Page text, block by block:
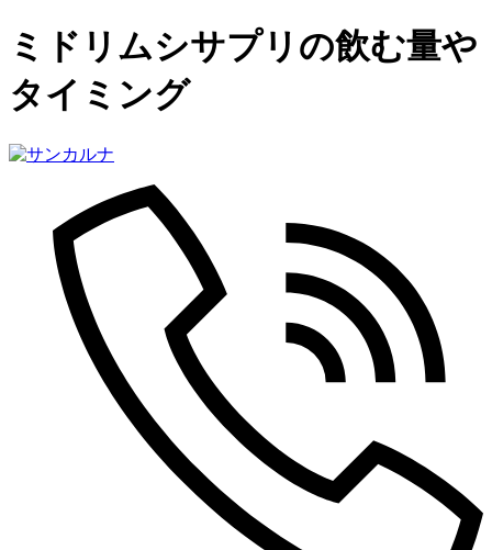
ミドリムシサプリの飲む量や
タイミング